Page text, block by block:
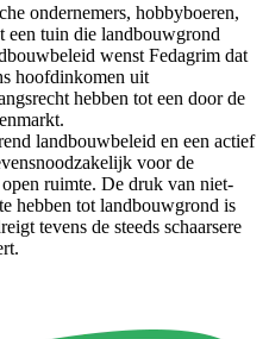
ondernemers, hobbyboeren,
een tuin die landbouwgrond
wenst Fedagrim dat
hoofdinkomen uit
hebben tot een door de
landbouwbeleid en een actief
voor de
ruimte. De druk van niet-
hebben tot landbouwgrond is
tevens de steeds schaarsere